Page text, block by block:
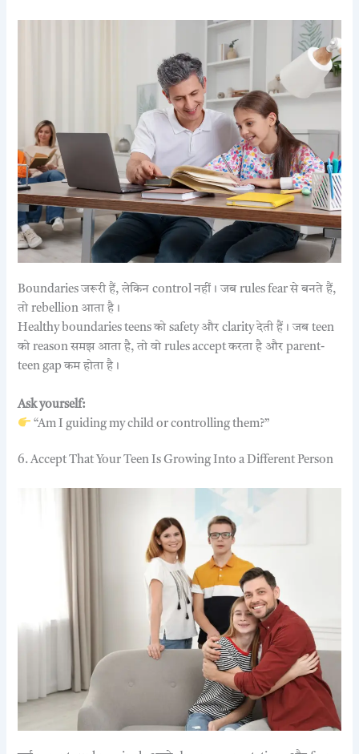
Boundaries जरूरी हैं, लेकिन control नहीं। जब rules fear से बनते हैं,
तो rebellion आता है।
Healthy boundaries teens को safety और clarity देती हैं। जब teen
को reason समझ आता है, तो वो rules accept करता है और parent-
teen gap कम होता है।
Ask yourself:
“Am I guiding my child or controlling them?”
6. Accept That Your Teen Is Growing Into a Different Person